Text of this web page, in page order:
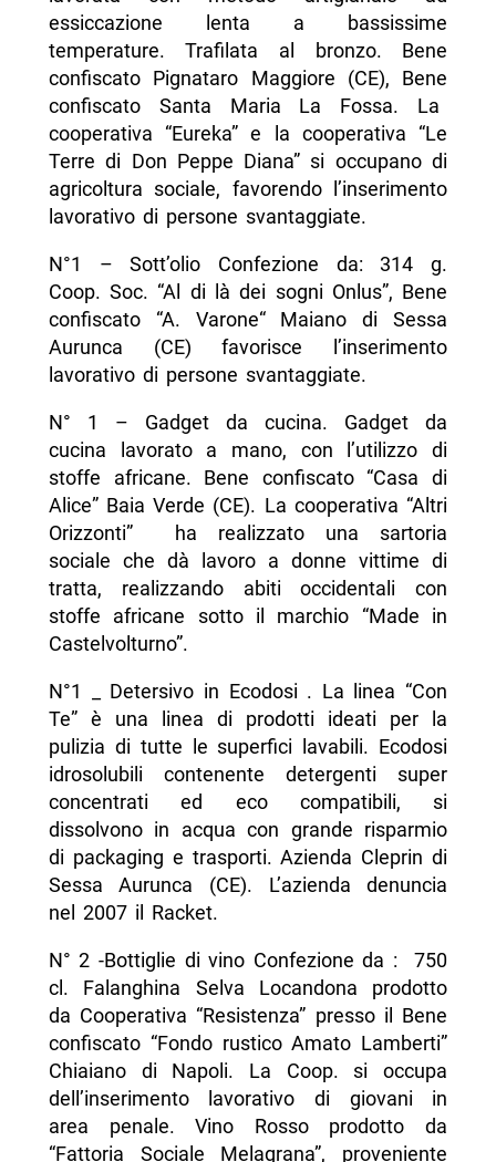
essiccazione lenta a bassissime
temperature. Trafilata al bronzo. Bene
confiscato Pignataro Maggiore (CE), Bene
confiscato Santa Maria La Fossa. La
cooperativa “Eureka” e la cooperativa “Le
Terre di Don Peppe Diana” si occupano di
agricoltura sociale, favorendo l’inserimento
lavorativo di persone svantaggiate.
N°1 – Sott’olio Confezione da: 314 g.
Coop. Soc. “Al di là dei sogni Onlus”, Bene
confiscato “A. Varone“ Maiano di Sessa
Aurunca (CE) favorisce l’inserimento
lavorativo di persone svantaggiate.
N° 1 – Gadget da cucina. Gadget da
cucina lavorato a mano, con l’utilizzo di
stoffe africane. Bene confiscato “Casa di
Alice” Baia Verde (CE). La cooperativa “Altri
Orizzonti” ha realizzato una sartoria
sociale che dà lavoro a donne vittime di
tratta, realizzando abiti occidentali con
stoffe africane sotto il marchio “Made in
Castelvolturno”.
N°1 _ Detersivo in Ecodosi . La linea “Con
Te” è una linea di prodotti ideati per la
pulizia di tutte le superfici lavabili. Ecodosi
idrosolubili contenente detergenti super
concentrati ed eco compatibili, si
dissolvono in acqua con grande risparmio
di packaging e trasporti. Azienda Cleprin di
Sessa Aurunca (CE). L’azienda denuncia
nel 2007 il Racket.
N° 2 -Bottiglie di vino Confezione da : 750
cl. Falanghina Selva Locandona prodotto
da Cooperativa “Resistenza” presso il Bene
confiscato “Fondo rustico Amato Lamberti”
Chiaiano di Napoli. La Coop. si occupa
dell’inserimento lavorativo di giovani in
area penale. Vino Rosso prodotto da
“Fattoria Sociale Melagrana”, proveniente